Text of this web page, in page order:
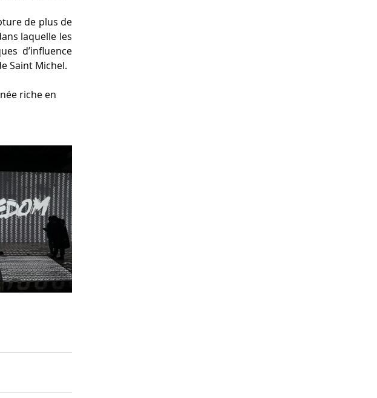
de plus de
laquelle les
d’influence
Saint Michel.
riche en